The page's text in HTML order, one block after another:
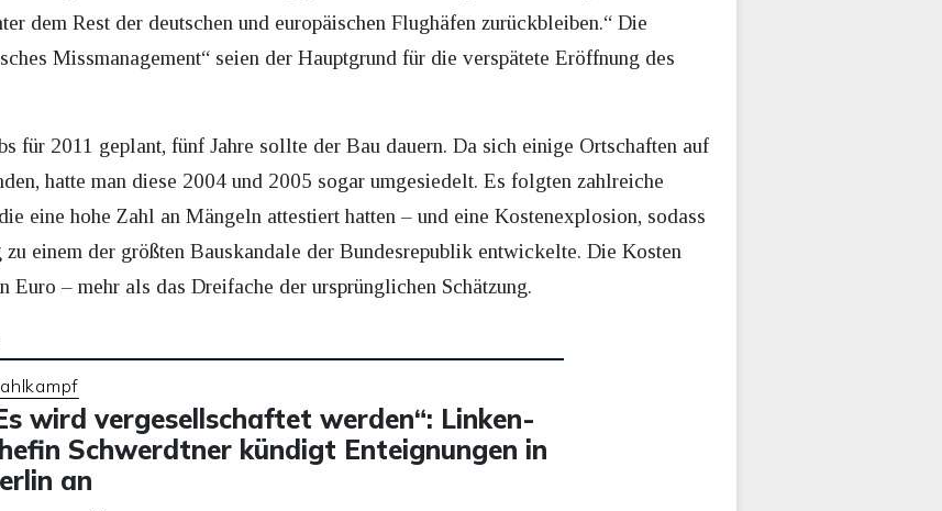
dem Rest der deutschen und europäischen Flughäfen zurückbleiben.“ Die
Missmanagement“ seien der Hauptgrund für die verspätete Eröffnung des
für 2011 geplant, fünf Jahre sollte der Bau dauern. Da sich einige Ortschaften auf
hatte man diese 2004 und 2005 sogar umgesiedelt. Es folgten zahlreiche
eine hohe Zahl an Mängeln attestiert hatten – und eine Kostenexplosion, sodass
einem der größten Bauskandale der Bundesrepublik entwickelte. Die Kosten
– mehr als das Dreifache der ursprünglichen Schätzung.
wird vergesellschaftet werden“: Linken-
Schwerdtner kündigt Enteignungen in
an